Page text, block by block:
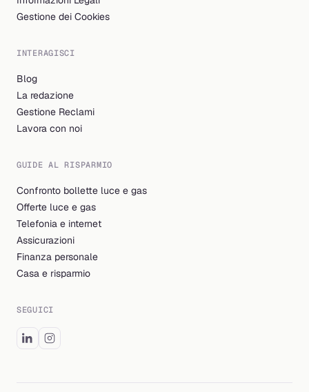
Gestione dei Cookies
INTERAGISCI
Blog
La redazione
Gestione Reclami
Lavora con noi
GUIDE AL RISPARMIO
Confronto bollette luce e gas
Offerte luce e gas
Telefonia e internet
Assicurazioni
Finanza personale
Casa e risparmio
SEGUICI